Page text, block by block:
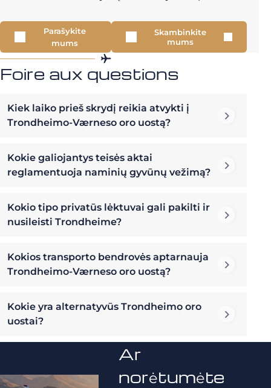
Parašykite
mums
Skambinkite
mums
Foire aux questions
Kiek laiko prieš skrydį reikia atvykti į
Trondheimo-Værneso oro uostą?
Kokie galiojantys teisės aktai
reglamentuoja naminių gyvūnų vežimą?
Kokio tipo privatūs lėktuvai gali pakilti ir
nusileisti Trondheime?
Kokios transporto bendrovės aptarnauja
Trondheimo-Værneso oro uostą?
Kokie yra alternatyvūs Trondheimo oro
uostai?
Ar
norėtumėte